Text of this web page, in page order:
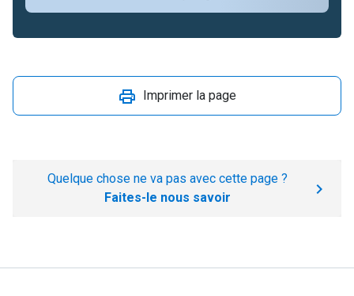
Imprimer la page
Quelque chose ne va pas avec cette page ?
Faites-le nous savoir